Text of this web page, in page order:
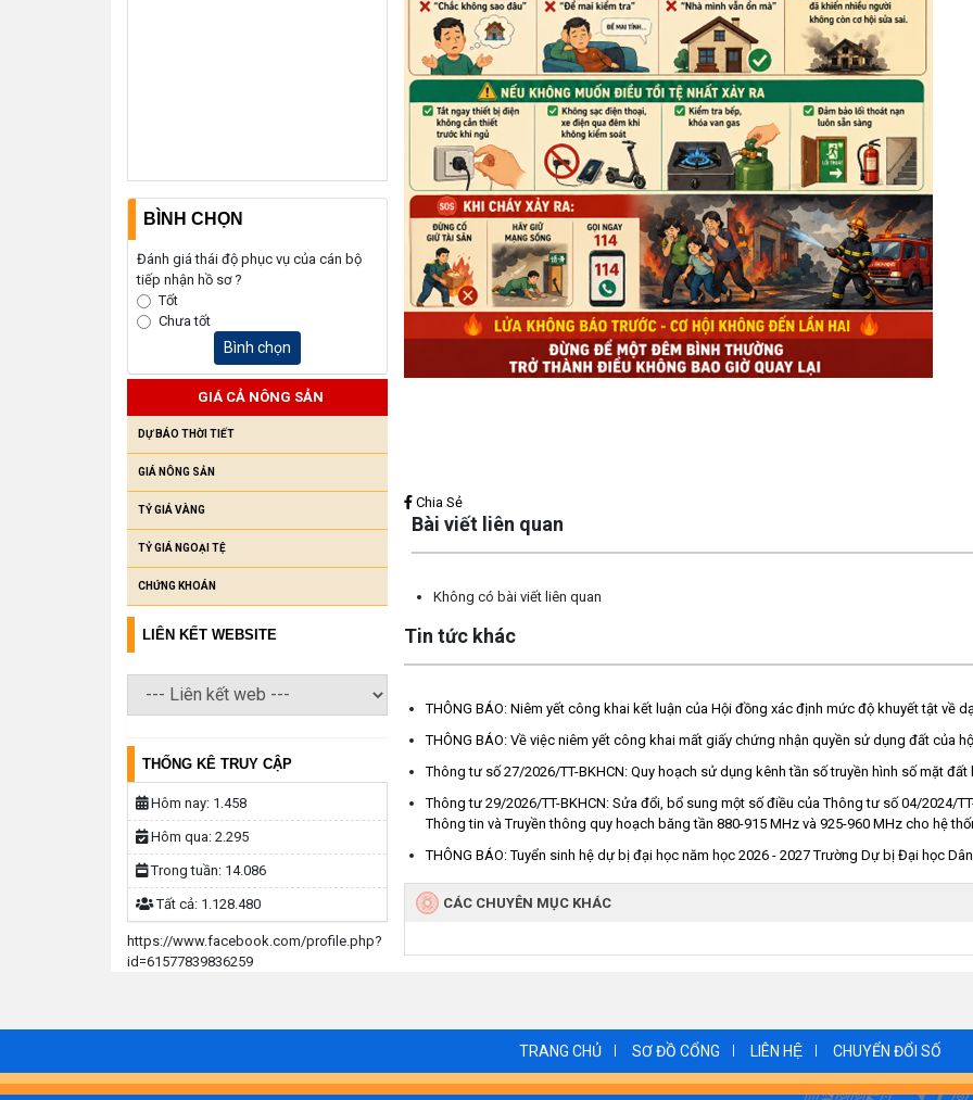
BÌNH CHỌN
Đánh giá thái độ phục vụ của cán bộ
tiếp nhận hồ sơ ?
Tốt
Chưa tốt
Bình chọn
GIÁ CẢ NÔNG SẢN
DỰ BÁO THỜI TIẾT
GIÁ NÔNG SẢN
TỶ GIÁ VÀNG
TỶ GIÁ NGOẠI TỆ
CHỨNG KHOÁN
LIÊN KẾT WEBSITE
THỐNG KÊ TRUY CẬP
Hôm nay: 1.458
Hôm qua: 2.295
Trong tuần: 14.086
Tất cả: 1.128.480
https://www.facebook.com/profile.php?
id=61577839836259
Chia Sẻ
Bài viết liên quan
Không có bài viết liên quan
Tin tức khác
THÔNG BÁO: Niêm yết công khai kết luận của Hội đồng xác định mức độ khuyết tật về
THÔNG BÁO: Về việc niêm yết công khai mất giấy chứng nhận quyền sử dụng đất của
Thông tư số 27/2026/TT-BKHCN: Quy hoạch sử dụng kênh tần số truyền hình số mặt
Thông tư 29/2026/TT-BKHCN: Sửa đổi, bổ sung một số điều của Thông tư số 04/2024/
Thông tin và Truyền thông quy hoạch băng tần 880-915 MHz và 925-960 MHz cho hệ
THÔNG BÁO: Tuyển sinh hệ dự bị đại học năm học 2026 - 2027 Trường Dự bị Đại học
CÁC CHUYÊN MỤC KHÁC
TRANG CHỦ SƠ ĐỒ CỔNG LIÊN HỆ CHUYỂN ĐỔI SỐ